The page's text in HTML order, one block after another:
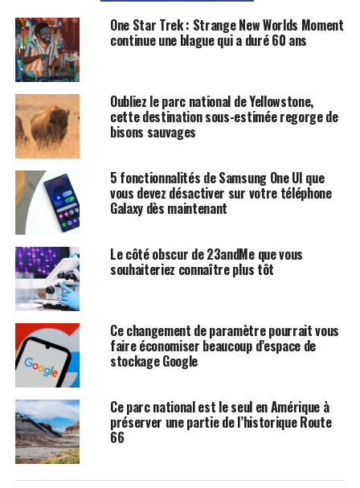
One Star Trek : Strange New Worlds Moment
continue une blague qui a duré 60 ans
Oubliez le parc national de Yellowstone,
cette destination sous-estimée regorge de
bisons sauvages
5 fonctionnalités de Samsung One UI que
vous devez désactiver sur votre téléphone
Galaxy dès maintenant
Le côté obscur de 23andMe que vous
souhaiteriez connaître plus tôt
Ce changement de paramètre pourrait vous
faire économiser beaucoup d’espace de
stockage Google
Ce parc national est le seul en Amérique à
préserver une partie de l’historique Route
66